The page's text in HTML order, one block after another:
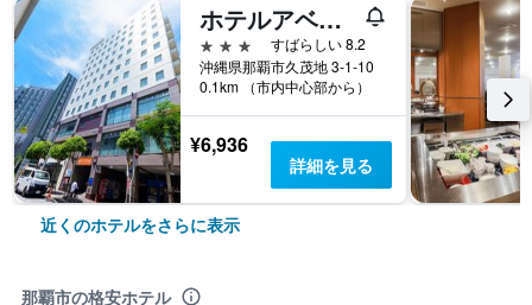
ホテルアベスト那覇国際通り
3つ星
すばらしい 8.2
沖縄県那覇市久茂地 3-1-10
0.1km （市内中心部から）
¥6,936
詳細を見る
近くのホテルをさらに表示
那覇市の格安ホテル